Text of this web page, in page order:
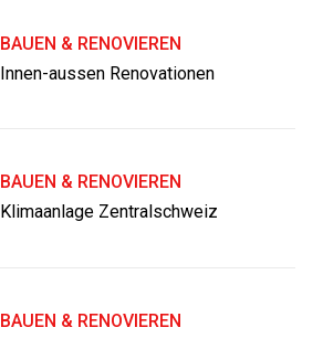
BAUEN & RENOVIEREN
Innen-aussen Renovationen
BAUEN & RENOVIEREN
Klimaanlage Zentralschweiz
BAUEN & RENOVIEREN